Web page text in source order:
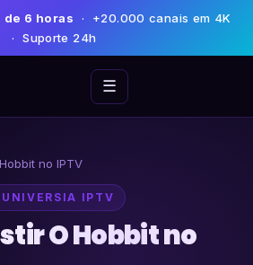
de 6 horas · +20.000 canais em 4K
· Suporte 24h
☰
no IPTV
IPTV
O Hobbit no